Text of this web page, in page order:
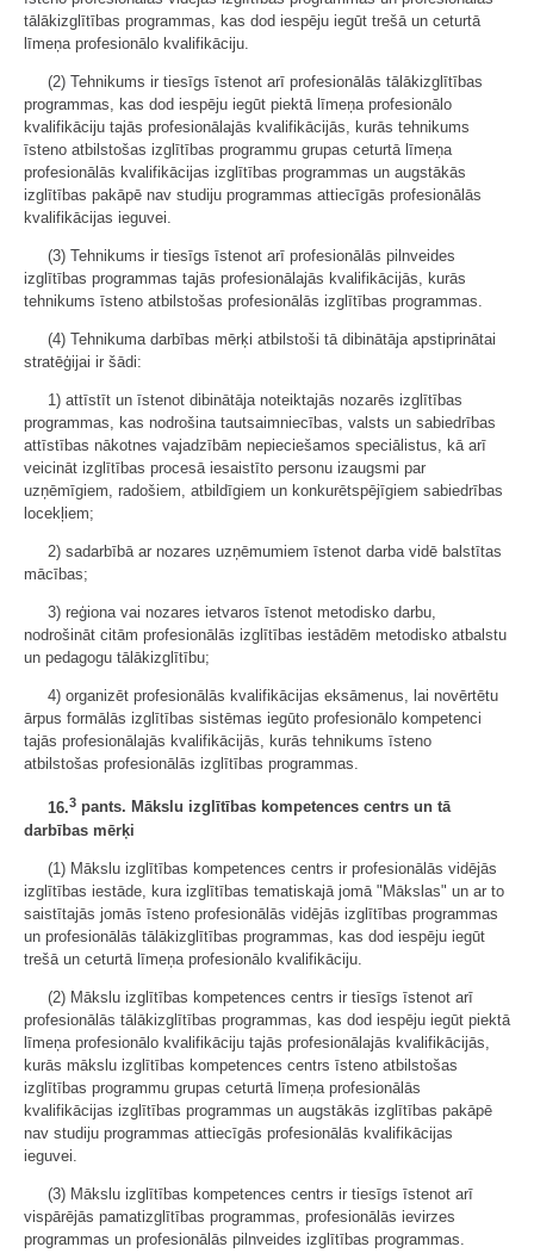
tālākizglītības programmas, kas dod iespēju iegūt trešā un ceturtā
līmeņa profesionālo kvalifikāciju.
(2) Tehnikums ir tiesīgs īstenot arī profesionālās tālākizglītības
programmas, kas dod iespēju iegūt piektā līmeņa profesionālo
kvalifikāciju tajās profesionālajās kvalifikācijās, kurās tehnikums
īsteno atbilstošas izglītības programmu grupas ceturtā līmeņa
profesionālās kvalifikācijas izglītības programmas un augstākās
izglītības pakāpē nav studiju programmas attiecīgās profesionālās
kvalifikācijas ieguvei.
(3) Tehnikums ir tiesīgs īstenot arī profesionālās pilnveides
izglītības programmas tajās profesionālajās kvalifikācijās, kurās
tehnikums īsteno atbilstošas profesionālās izglītības programmas.
(4) Tehnikuma darbības mērķi atbilstoši tā dibinātāja apstiprinātai
stratēģijai ir šādi:
1) attīstīt un īstenot dibinātāja noteiktajās nozarēs izglītības
programmas, kas nodrošina tautsaimniecības, valsts un sabiedrības
attīstības nākotnes vajadzībām nepieciešamos speciālistus, kā arī
veicināt izglītības procesā iesaistīto personu izaugsmi par
uzņēmīgiem, radošiem, atbildīgiem un konkurētspējīgiem sabiedrības
locekļiem;
2) sadarbībā ar nozares uzņēmumiem īstenot darba vidē balstītas
mācības;
3) reģiona vai nozares ietvaros īstenot metodisko darbu,
nodrošināt citām profesionālās izglītības iestādēm metodisko atbalstu
un pedagogu tālākizglītību;
4) organizēt profesionālās kvalifikācijas eksāmenus, lai novērtētu
ārpus formālās izglītības sistēmas iegūto profesionālo kompetenci
tajās profesionālajās kvalifikācijās, kurās tehnikums īsteno
atbilstošas profesionālās izglītības programmas.
16.3 pants. Mākslu izglītības kompetences centrs un tā
darbības mērķi
(1) Mākslu izglītības kompetences centrs ir profesionālās vidējās
izglītības iestāde, kura izglītības tematiskajā jomā "Mākslas" un ar to
saistītajās jomās īsteno profesionālās vidējās izglītības programmas
un profesionālās tālākizglītības programmas, kas dod iespēju iegūt
trešā un ceturtā līmeņa profesionālo kvalifikāciju.
(2) Mākslu izglītības kompetences centrs ir tiesīgs īstenot arī
profesionālās tālākizglītības programmas, kas dod iespēju iegūt piektā
līmeņa profesionālo kvalifikāciju tajās profesionālajās kvalifikācijās,
kurās mākslu izglītības kompetences centrs īsteno atbilstošas
izglītības programmu grupas ceturtā līmeņa profesionālās
kvalifikācijas izglītības programmas un augstākās izglītības pakāpē
nav studiju programmas attiecīgās profesionālās kvalifikācijas
ieguvei.
(3) Mākslu izglītības kompetences centrs ir tiesīgs īstenot arī
vispārējās pamatizglītības programmas, profesionālās ievirzes
programmas un profesionālās pilnveides izglītības programmas.